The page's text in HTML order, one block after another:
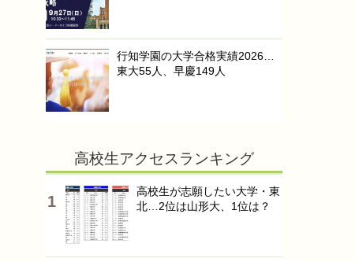
行知学園の大学合格実績2026…
東大55人、早慶149人
高校生アクセスランキング
高校生が志願したい大学・東
北…2位は山形大、1位は？